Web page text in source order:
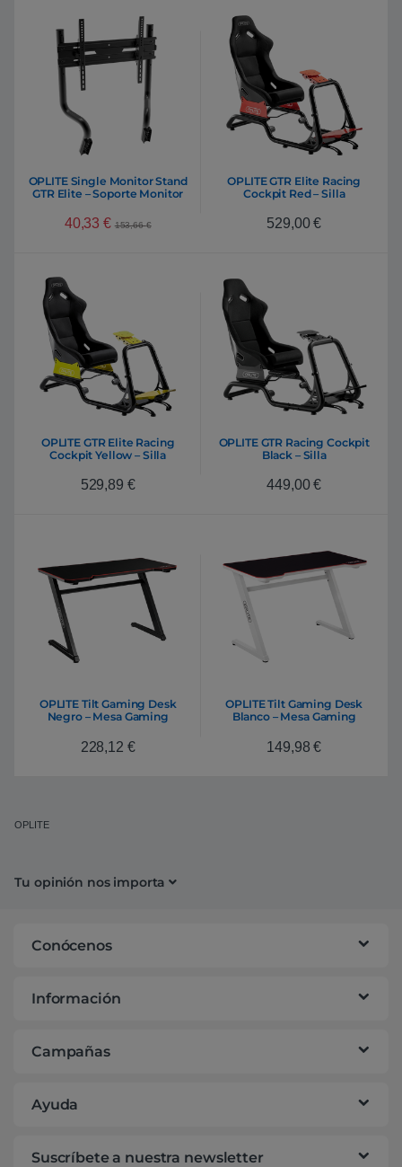
OPLITE Single Monitor Stand
GTR Elite – Soporte Monitor
40,33 € 153,66€
OPLITE GTR Elite Racing
Cockpit Red – Silla
529,00€
OPLITE GTR Elite Racing
Cockpit Yellow – Silla
529,89 €
OPLITE GTR Racing Cockpit
Black – Silla
449,00€
OPLITE Tilt Gaming Desk
Negro – Mesa Gaming
228,12 €
OPLITE Tilt Gaming Desk
Blanco – Mesa Gaming
149,98€
OPLITE
Tu opinión nos importa
Conócenos
Información
Campañas
Ayuda
Suscríbete a nuestra newsletter